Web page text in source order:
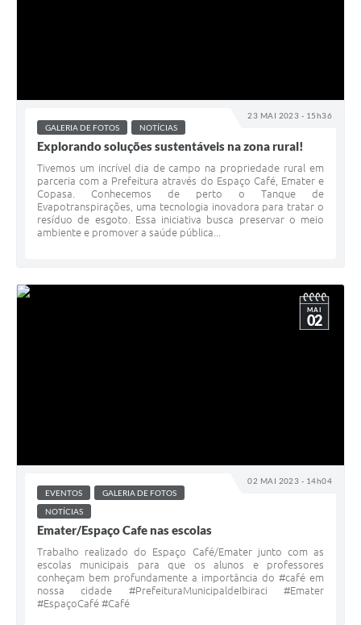
23 MAI 2023 - 15h36
GALERIA DE FOTOS NOTÍCIAS
Explorando soluções sustentáveis na zona rural!
Tivemos um incrível dia de campo na propriedade rural em
parceria com a Prefeitura através do Espaço Café, Emater e
Copasa. Conhecemos de perto o Tanque de
Evapotranspirações, uma tecnologia inovadora para tratar o
resíduo de esgoto. Essa iniciativa busca preservar o meio
ambiente e promover a saúde pública...
02 MAI 2023 - 14h04
MAI
02
EVENTOS
GALERIA DE FOTOS
NOTÍCIAS
Emater/Espaço Cafe nas escolas
Trabalho realizado do Espaço Café/Emater junto com as
escolas municipais para que os alunos e professores
conheçam bem profundamente a importância do #café em
nossa cidade #PrefeituraMunicipaldeIbiraci #Emater
#EspaçoCafé #Café